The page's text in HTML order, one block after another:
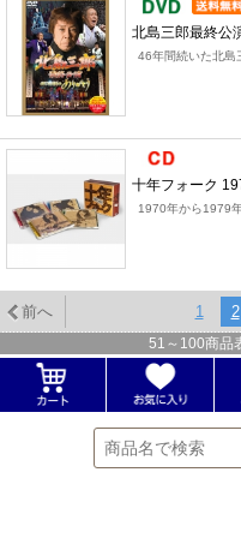
北島三郎最終公
46年間続いた北島
十年フォーク
1970年から1979
前へ 1 2
51 ～ 100商品